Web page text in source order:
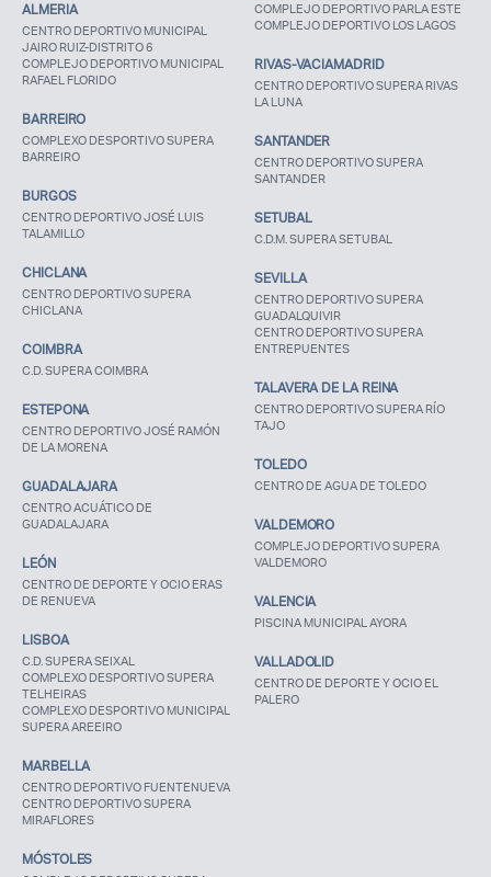
Acceso socios
Recuerda mis claves
¿Ya eres socio pero no
contraseña?
ALMERIA
CENTRO DEPORTIVO MUNICIPAL
JAIRO RUIZ-DISTRITO 6
COMPLEJO DEPORTIVO MUNICIPAL
RAFAEL FLORIDO
BARREIRO
COMPLEXO DESPORTIVO SUPERA
BARREIRO
BURGOS
CENTRO DEPORTIVO JOSÉ LUIS
TALAMILLO
CHICLANA
CENTRO DEPORTIVO SUPERA
CHICLANA
COIMBRA
C.D. SUPERA COIMBRA
ESTEPONA
CENTRO DEPORTIVO JOSÉ RAMÓN
DE LA MORENA
GUADALAJARA
CENTRO ACUÁTICO DE
GUADALAJARA
LEÓN
CENTRO DE DEPORTE Y OCIO ERAS
DE RENUEVA
LISBOA
C.D. SUPERA SEIXAL
COMPLEXO DESPORTIVO SUPERA
TELHEIRAS
COMPLEXO DESPORTIVO MUNICIPAL
SUPERA AREEIRO
MARBELLA
CENTRO DEPORTIVO FUENTENUEVA
CENTRO DEPORTIVO SUPERA
MIRAFLORES
MÓSTOLES
COMPLEJO DEPORTIVO PARLA ESTE
COMPLEJO DEPORTIVO LOS LAGOS
RIVAS-VACIAMADRID
CENTRO DEPORTIVO SUPERA RIVAS
LA LUNA
SANTANDER
CENTRO DEPORTIVO SUPERA
SANTANDER
SETUBAL
C.D.M. SUPERA SETUBAL
SEVILLA
CENTRO DEPORTIVO SUPERA
GUADALQUIVIR
CENTRO DEPORTIVO SUPERA
ENTREPUENTES
TALAVERA DE LA REINA
CENTRO DEPORTIVO SUPERA RÍO
TAJO
TOLEDO
CENTRO DE AGUA DE TOLEDO
VALDEMORO
COMPLEJO DEPORTIVO SUPERA
VALDEMORO
VALENCIA
PISCINA MUNICIPAL AYORA
VALLADOLID
CENTRO DE DEPORTE Y OCIO EL
PALERO